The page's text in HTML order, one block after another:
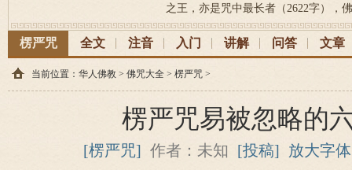
之王，亦是咒中最长者（2622字），
楞严咒 全文 注音 入门 讲解 问答 文章
当前位置： 华人佛教 > 佛咒大全 > 楞严咒 >
楞严咒易被忽略的
[楞严咒] 作者：未知 [投稿] 放大字体